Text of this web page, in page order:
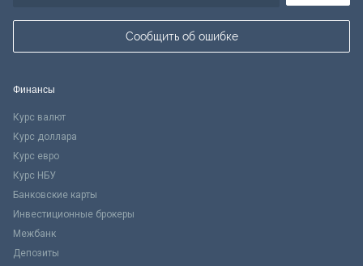
Сообщить об ошибке
Финансы
Курс валют
Курс доллара
Курс евро
Курс НБУ
Банковские карты
Инвестиционные брокеры
Межбанк
Депозиты